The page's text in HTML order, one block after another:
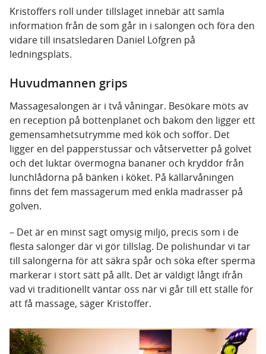
Kristoffers roll under tillslaget innebär att samla
information från de som går in i salongen och föra den
vidare till insatsledaren Daniel Löfgren på
ledningsplats.
Huvudmannen grips
Massagesalongen är i två våningar. Besökare möts av
en reception på bottenplanet och bakom den ligger ett
gemensamhetsutrymme med kök och soffor. Det
ligger en del papperstussar och våtservetter på golvet
och det luktar övermogna bananer och kryddor från
lunchlådorna på bänken i köket. På källarvåningen
finns det fem massagerum med enkla madrasser på
golven.
– Det är en minst sagt omysig miljö, precis som i de
flesta salonger där vi gör tillslag. De polishundar vi tar
till salongerna för att säkra spår och söka efter sperma
markerar i stort sätt på allt. Det är väldigt långt ifrån
vad vi traditionellt väntar oss när vi går till ett ställe för
att få massage, säger Kristoffer.